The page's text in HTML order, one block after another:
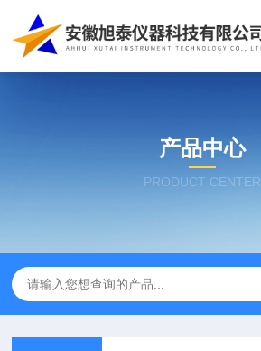
产品中心
PRODUCT CENTER